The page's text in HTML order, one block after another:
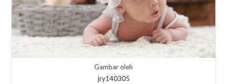
Gambar oleh
jry140305